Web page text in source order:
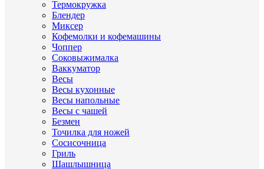
Термокружка
Блендер
Миксер
Кофемолки и кофемашины
Чоппер
Соковыжималка
Ваккуматор
Весы
Весы кухонные
Весы напольные
Весы с чашей
Безмен
Точилка для ножей
Сосисочница
Гриль
Шашлышница